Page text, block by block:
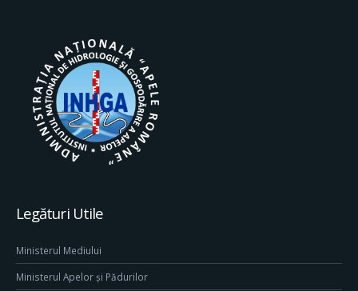
Legături Utile
Ministerul Mediului
Ministerul Apelor și Pădurilor